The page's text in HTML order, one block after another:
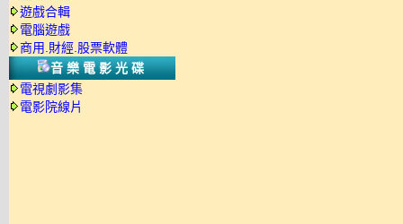
遊戲合輯
電腦遊戲
商用.財經.股票軟體
音樂電影光碟
電視劇影集
電影院線片